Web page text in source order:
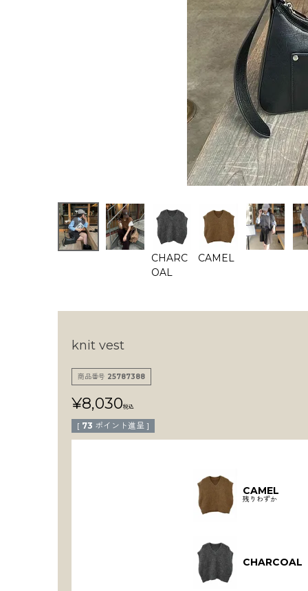
CHARC
OAL
CAMEL
knit vest
商品番号 25787388
¥8,030税込
[ 73 ポイント進呈 ]
CAMEL
残りわずか
CHARCOAL